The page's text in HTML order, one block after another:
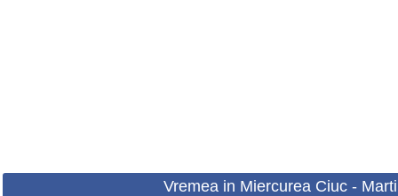
Vremea in Miercurea Ciuc -